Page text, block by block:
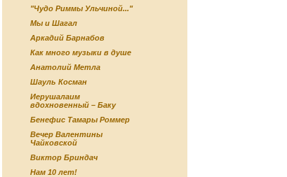
"Чудо Риммы Ульчиной..."
Мы и Шагал
Аркадий Барнабов
Как много музыки в душе
Анатолий Метла
Шауль Косман
Иерушалаим
вдохновенный – Баку
Бенефис Тамары Роммер
Вечер Валентины
Чайковской
Виктор Бриндач
Нам 10 лет!